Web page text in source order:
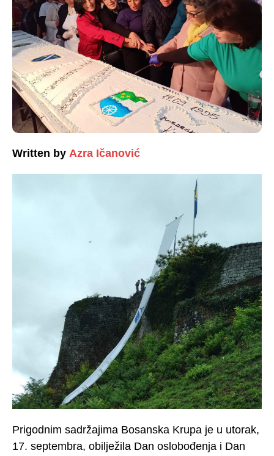
Written by Azra Ičanović
Prigodnim sadržajima Bosanska Krupa je u utorak,
17. septembra, obilježila Dan oslobođenja i Dan